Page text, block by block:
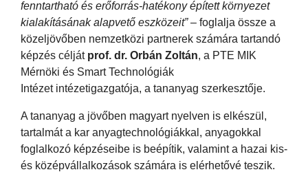
fenntartható és erőforrás-hatékony épített környezet
kialakításának alapvető eszközeit”– foglalja össze a
közeljövőben nemzetközi partnerek számára tartandó
képzés célját prof. dr. Orbán Zoltán, a PTE MIK
Mérnöki és Smart Technológiák
Intézet intézetigazgatója, a tananyag szerkesztője.
A tananyag a jövőben magyart nyelven is elkészül,
tartalmát a kar anyagtechnológiákkal, anyagokkal
foglalkozó képzéseibe is beépítik, valamint a hazai kis-
és középvállalkozások számára is elérhetővé teszik.